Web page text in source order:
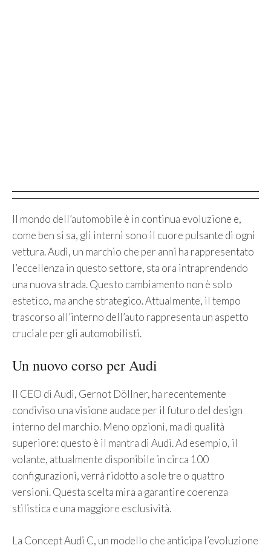
Il mondo dell’automobile è in continua evoluzione e,
come ben si sa, gli interni sono il cuore pulsante di ogni
vettura. Audi, un marchio che per anni ha rappresentato
l’eccellenza in questo settore, sta ora intraprendendo
una nuova strada. Questo cambiamento non è solo
estetico, ma anche strategico. Attualmente, il tempo
trascorso all’interno dell’auto rappresenta un aspetto
cruciale per gli automobilisti.
Un nuovo corso per Audi
Il CEO di Audi, Gernot Döllner, ha recentemente
condiviso una visione audace per il futuro del design
interno del marchio. Meno opzioni, ma di qualità
superiore: questo è il mantra di Audi. Ad esempio, il
volante, attualmente disponibile in circa 100
configurazioni, verrà ridotto a sole tre o quattro
versioni. Questa scelta mira a garantire coerenza
stilistica e una maggiore esclusività.
La Concept Audi C, un modello che anticipa l’evoluzione